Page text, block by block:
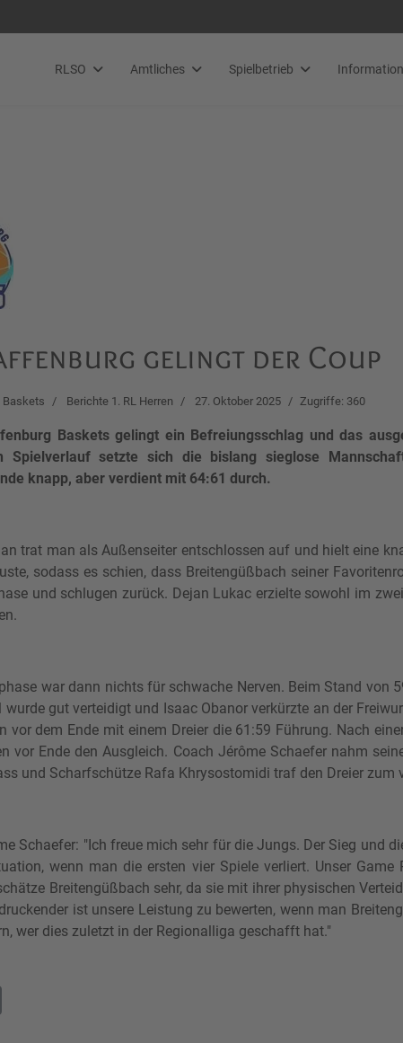
RLSO Amtliches Spielbetrieb
gelingt der Coup
Berichte 1. RL Herren 27. Oktober 2025 Zugriffe: 360
Baskets gelingt ein Befreiungsschlag und das
Spielverlauf setzte sich die bislang sieglose
knapp, aber verdient mit 64:61 durch.
trat man als Außenseiter entschlossen auf und hielt eine
sodass es schien, dass Breitengüßbach seiner
und schlugen zurück. Dejan Lukac erzielte sowohl im
war dann nichts für schwache Nerven. Beim Stand
wurde gut verteidigt und Isaac Obanor verkürzte an der
vor dem Ende mit einem Dreier die 61:59 Führung. Nach
vor Ende den Ausgleich. Coach Jérôme Schaefer nahm
und Scharfschütze Rafa Khrysostomidi traf den Dreier zum
Schaefer: "Ich freue mich sehr für die Jungs. Der Sieg und
wenn man die ersten vier Spiele verliert. Unser
Breitengüßbach sehr, da sie mit ihrer physischen
ist unsere Leistung zu bewerten, wenn man
wer dies zuletzt in der Regionalliga geschafft hat."
Spannendes Basketball-Duell in Gotha ohne Happy End